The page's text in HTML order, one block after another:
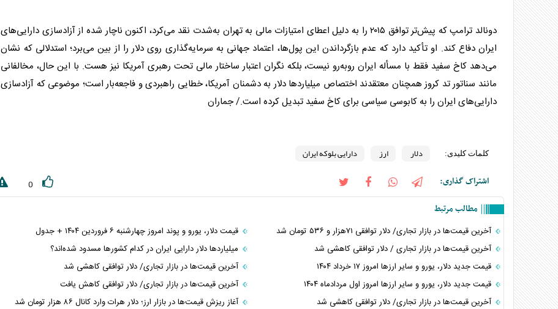
دونالد ترامپ که پیش‌تر توافق ۲۰۱۵ را به دلیل اعطای امتیازات مالی به تهران به‌شدت نقد می‌کرد، اکنون ناچار شده از آزادسازی دارایی‌های
ایران دفاع کند. او تأکید دارد که عدم بازگرداندن این پول‌ها، اعتماد جهانی به سرمایه‌گذاری روی دلاررا از بین می‌برد؛ استدلالی که نشان
می‌دهد کاخ سفید فقط با مسأله ایران روبه‌رو نیست، بلکه نگران اعتبار ساختار مالی تحت رهبری آمریکا نیز هست. با این حال، مخالفانی
مانند سناتور تد کروز همچنان معتقدند اختصاص میلیارد‌هادلار به دشمنان آمریکا، خطایی راهبردی و فاجعه‌بار است؛ موضوعی که آزادسازی
دارایی‌های ایران را به کابوسی سیاسی برای کاخ سفید تبدیل کرده است./ جماران
کلمات کلیدی: دلار ارز دارایی بلوکه ایران
اشتراک گذاری: 0
مطالب مرتبط
آخرین قیمت‌ها در بازار تجاری/ دلار توافقی ۷۱هزار و ۵۳۶ تومان شد
قیمت دلار، یورو و پوند امروز چهارشنبه ۶ فروردین ۱۴۰۴ + جدول
آخرین قیمت‌ها در بازار تجاری / دلار توافقی کاهشی شد
میلیارد‌ها دلار دارایی ایران در کدام کشور‌ها مسدود شده‌اند؟
قیمت جدید دلار، یورو و سایر ارز‌ها امروز ۱۷ خرداد ۱۴۰۴
آخرین قیمت‌ها در بازار تجاری/ دلار توافقی کاهشی شد
قیمت جدید دلار، یورو و سایر ارز‌ها امروز اول مردادماه ۱۴۰۴
آخرین قیمت‌ها در بازار تجاری/ دلار توافقی کاهش یافت
آخرین قیمت‌ها در بازار تجاری/ دلار توافقی کاهشی شد
آغاز ریزش قیمت‌ها در بازار ارز؛ دلار هرات وارد کانال ۸۶ هزار تومان شد